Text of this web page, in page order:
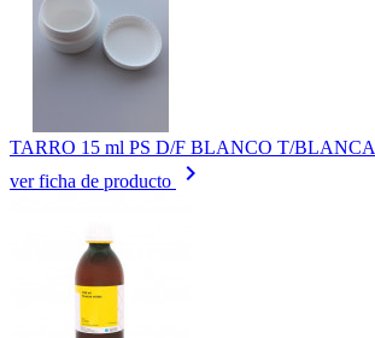
TARRO 15 ml PS D/F BLANCO T/
ver ficha de producto
keyboard_arrow_right